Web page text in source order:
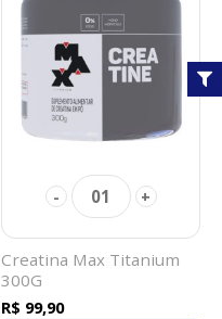
- 01 +
Creatina Max Titanium
300G
R$ 99,90